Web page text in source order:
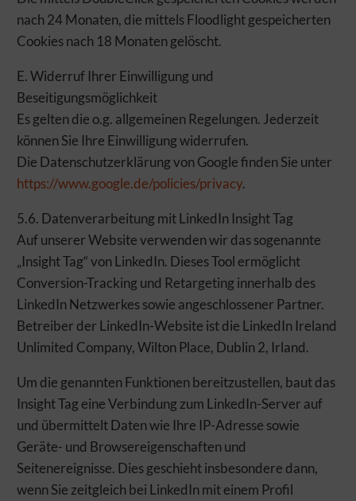
nach 24 Monaten, die mittels Floodlight gespeicherten
Cookies nach 18 Monaten gelöscht.
E. Widerruf Ihrer Einwilligung und
Beseitigungsmöglichkeit
Es gelten die o.g. allgemeinen Regelungen. Jederzeit
können Sie Ihre Einwilligung widerrufen.
Die Datenschutzerklärung von Google finden Sie unter
https://www.google.de/policies/privacy.
5.6. Datenverarbeitung mit LinkedIn Insight Tag
Auf unserer Website verwenden wir das sogenannte
„Insight Tag“ von LinkedIn. Dieses Tool ermöglicht
Conversion-Tracking und Retargeting innerhalb des
LinkedIn Netzwerkes sowie angeschlossener Partner.
Betreiber der LinkedIn-Website ist die LinkedIn Ireland
Unlimited Company, Wilton Place, Dublin 2, Irland.
Um die genannten Funktionen bereitzustellen, baut das
Insight Tag eine Verbindung zum LinkedIn-Server auf
und übermittelt Daten wie Ihre IP-Adresse sowie
Geräte- und Browsereigenschaften und
Seitenereignisse. Dies geschieht insbesondere dann,
wenn Sie zeitgleich bei LinkedIn mit einem Profil